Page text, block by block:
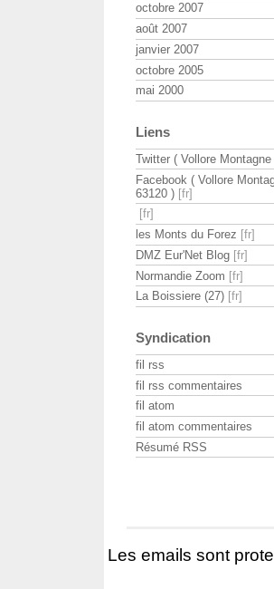
octobre 2007
août 2007
janvier 2007
octobre 2005
mai 2000
Liens
Twitter ( Vollore Montagne
Facebook ( Vollore
63120 )
les Monts du Forez
DMZ Eur'Net Blog
Normandie Zoom
La Boissiere (27)
Syndication
fil rss
fil rss commentaires
fil atom
fil atom commentaires
Résumé RSS
Les emails sont